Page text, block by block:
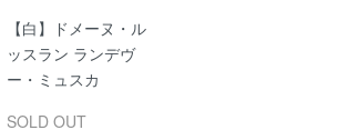
【白】ドメーヌ・ル
ッスラン ランデヴ
ー・ミュスカ
SOLD OUT